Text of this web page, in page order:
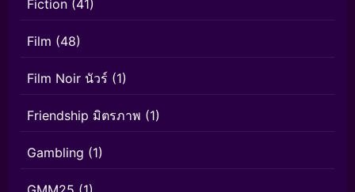
Fiction (41)
Film (48)
Film Noir นัวร์ (1)
Friendship มิตรภาพ (1)
Gambling (1)